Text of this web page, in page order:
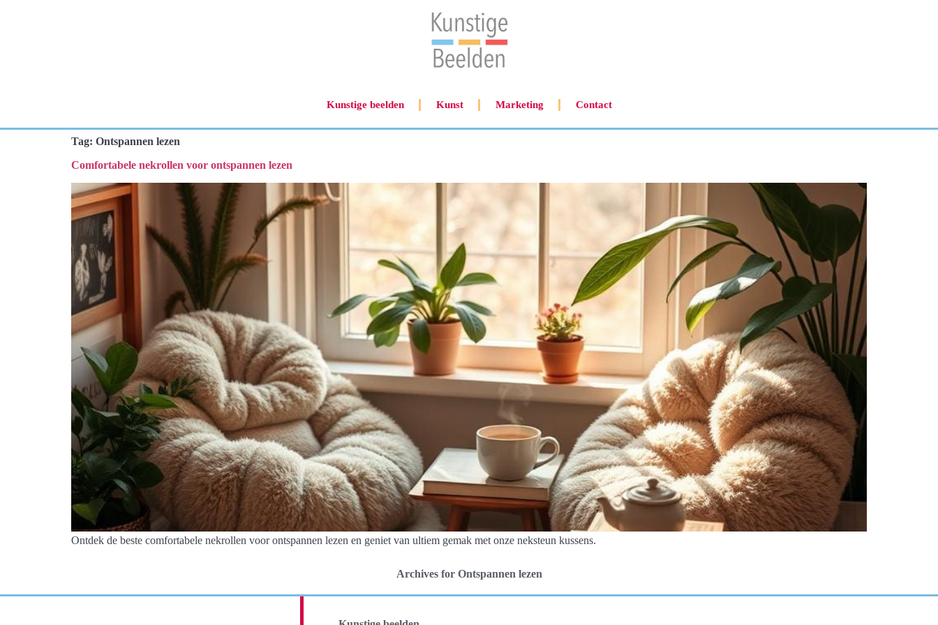
Kunstige beelden Kunst Marketing Contact
Tag: Ontspannen lezen
Comfortabele nekrollen voor ontspannen lezen
Ontdek de beste comfortabele nekrollen voor ontspannen lezen en geniet van ultiem gemak met onze neksteun kussens.
Archives for Ontspannen lezen